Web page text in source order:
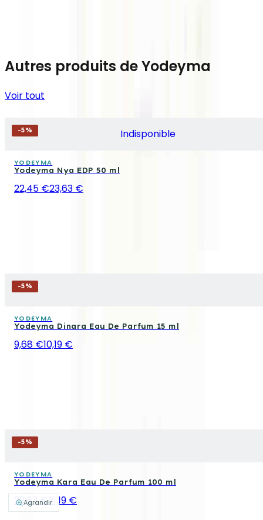
Agrandir
Autres produits de Yodeyma
Voir tout
-5% Indisponible
YODEYMA
Yodeyma Nya EDP 50 ml
22,45 €23,63 €
-5%
YODEYMA
Yodeyma Dinara Eau De Parfum 15 ml
9,68 €10,19 €
-5%
YODEYMA
Yodeyma Kara Eau De Parfum 100 ml
29,63 €31,19 €